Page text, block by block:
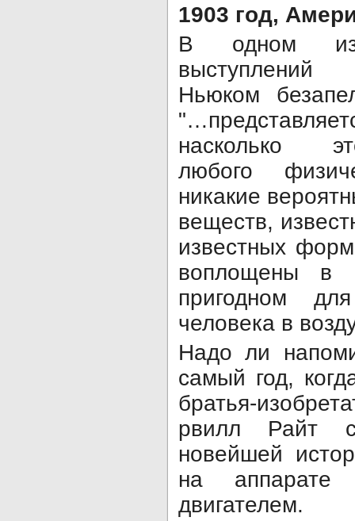
1903 год,
В одном из
Ньюком
насколько
любого
никакие
веществ,
известных
воплощены в
пригодном
человека в
Надо ли
самый год,
братья-
рвилл Райт
новейшей
на аппарате
двигателем.